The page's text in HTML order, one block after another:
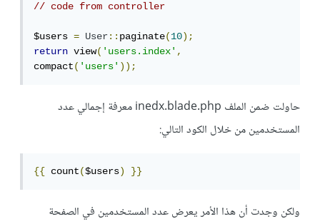
// code from controller
$users = User::paginate(10);
return view('users.index',
compact('users'));
حاولت ضمن الملف inedx.blade.php معرفة إجمالي عدد
المستخدمين من خلال الكود التالي:
{{ count($users) }}
ولكن وجدت أن هذا الأمر يعرض عدد المستخدمين في الصفحة